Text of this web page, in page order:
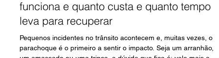
Recuperação de parachoque: como
funciona e quanto custa e quanto tempo
leva para recuperar
Pequenos incidentes no trânsito acontecem e, muitas vezes, o